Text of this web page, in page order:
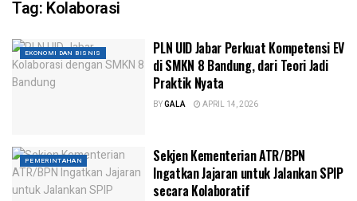
Tag: Kolaborasi
EKONOMI DAN BISNIS
PLN UID Jabar Perkuat Kompetensi EV
di SMKN 8 Bandung, dari Teori Jadi
Praktik Nyata
BYGALA APRIL 14, 2026
PEMERINTAHAN
Sekjen Kementerian ATR/BPN
Ingatkan Jajaran untuk Jalankan SPIP
secara Kolaboratif